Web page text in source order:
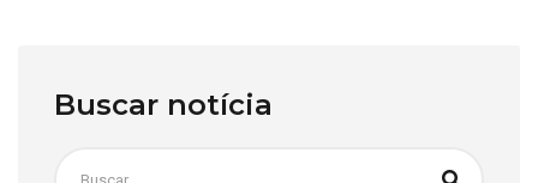
Buscar notícia